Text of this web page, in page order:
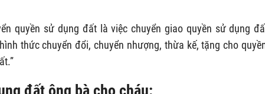
quyền sử dụng đất là việc chuyển giao quyền sử dụng
thức chuyển đổi, chuyển nhượng, thừa kế, tặng cho